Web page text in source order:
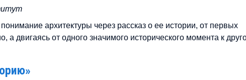
архитектуры через рассказ о ее истории, от первых
двигаясь от одного значимого исторического момента к